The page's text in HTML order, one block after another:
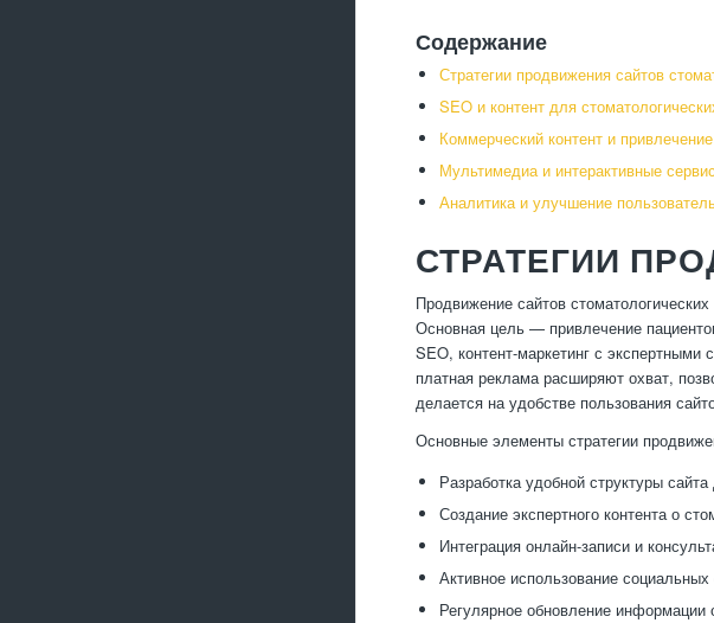
Содержание
Стратегии продвижения сайтов
SEO и контент для
Коммерческий контент и
Мультимедиа и интерактивные
Аналитика и улучшение
СТРАТЕГИИ
Продвижение сайтов
Основная цель — привлечение
SEO, контент-маркетинг с
платная реклама расширяют охват,
делается на удобстве пользования
Основные элементы стратегии
Разработка удобной структуры
Создание экспертного контента о
Интеграция онлайн-записи и
Активное использование
Регулярное обновление информации